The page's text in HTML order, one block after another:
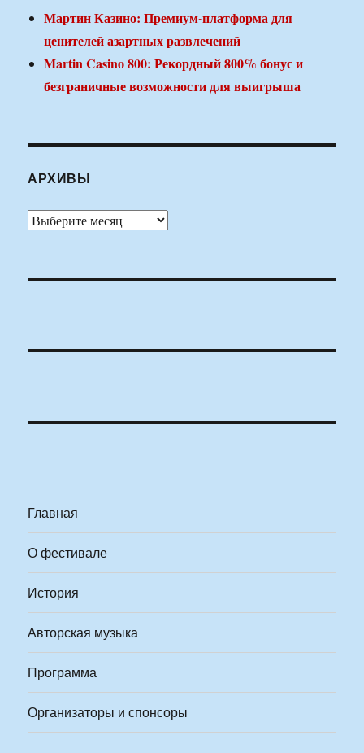
Мартин Казино: Премиум-платформа для
ценителей азартных развлечений
Martin Casino 800: Рекордный 800% бонус и
безграничные возможности для выигрыша
АРХИВЫ
Архивы
Главная
О фестивале
История
Авторская музыка
Программа
Организаторы и спонсоры